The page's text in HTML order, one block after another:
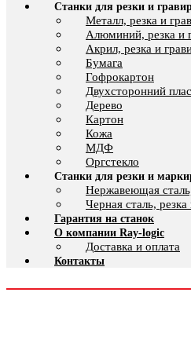
Станки для резки и
Металл, резка и
Алюминий, резка и
Акрил, резка и
Бумага
Гофрокартон
Двухсторонний
Дерево
Картон
Кожа
МДФ
Оргстекло
Станки для резки и
Нержавеющая
Черная сталь,
Гарантия на станок
О компании Ray-logic
Доставка и оплата
Контакты